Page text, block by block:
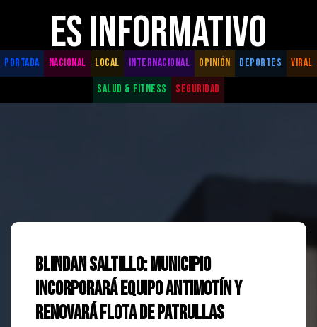
ES INFORMATIVO
PORTADA NACIONAL LOCAL INTERNACIONAL OPINIÓN DEPORTES
VIRAL
SALUD & FITNESS
SEGURIDAD
Blindan Saltillo: Municipio
incorporará equipo antimotín y
renovará flota de patrullas